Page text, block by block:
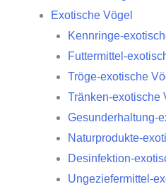
Exotische Vögel
Kennringe-
Futtermittel-
Tröge-exotische
Tränken-exotische
Gesunderhaltung-
Naturprodukte-
Desinfektion-
Ungeziefermittel-